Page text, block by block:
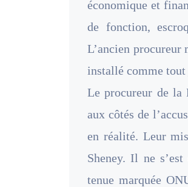
économique et
de fonction,
L’ancien procureur
installé comme
Le procureur de la
aux côtés de
en réalité. Leur
Sheney. Il ne
tenue marquée